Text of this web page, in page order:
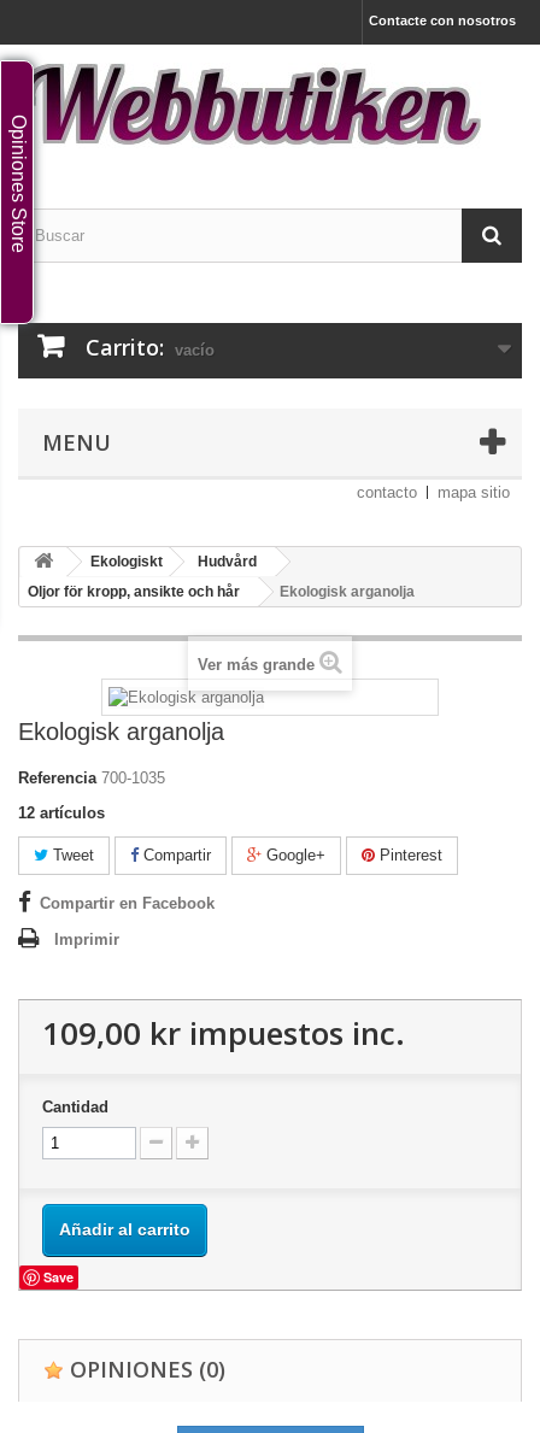
Contacte con nosotros
Carrito: vacío
MENU
contacto mapa sitio
Ekologiskt
Hudvård
Oljor för kropp, ansikte och hår
Ekologisk arganolja
Ver más grande
Ekologisk arganolja
Referencia 700-1035
12 artículos
Tweet Compartir Google+ Pinterest
Compartir en Facebook
Imprimir
109,00 kr impuestos inc.
Cantidad
Añadir al carrito
Save
OPINIONES (0)
Opiniones Store